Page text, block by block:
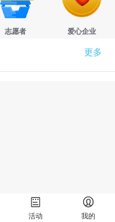
活动 我的
志愿者 爱心企业
更多